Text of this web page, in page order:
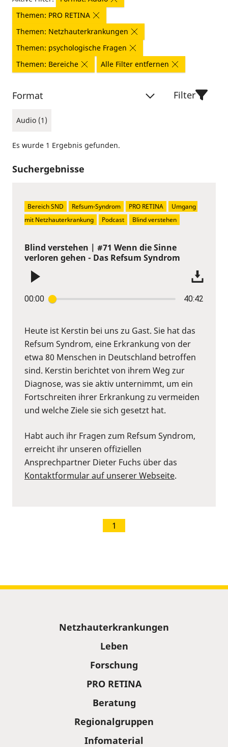
Themen: PRO RETINA
Themen: Netzhauterkrankungen
Themen: psychologische Fragen
Themen: Bereiche
Alle Filter entfernen
Format
Audio (1)
Filter
Es wurde 1 Ergebnis gefunden.
Suchergebnisse
Blind verstehen | #71 Wenn die Sinne
verloren gehen - Das Refsum Syndrom
00:00 40:42
Heute ist Kerstin bei uns zu Gast. Sie hat das
Refsum Syndrom, eine Erkrankung von der
etwa 80 Menschen in Deutschland betroffen
sind. Kerstin berichtet von ihrem Weg zur
Diagnose, was sie aktiv unternimmt, um ein
Fortschreiten ihrer Erkrankung zu vermeiden
und welche Ziele sie sich gesetzt hat.
Habt auch ihr Fragen zum Refsum Syndrom,
erreicht ihr unseren offiziellen
Ansprechpartner Dieter Fuchs über das
Kontaktformular auf unserer Webseite.
Bereich SND Refsum-Syndrom PRO RETINA
Umgang
mit Netzhauterkrankung
Podcast Blind verstehen
1
Netzhauterkrankungen
Leben
Forschung
PRO RETINA
Beratung
Regionalgruppen
Infomaterial